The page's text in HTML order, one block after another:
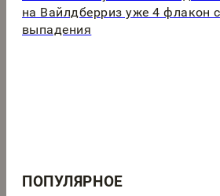
на Вайлдберриз уже 4 флакон
выпадения
ПОПУЛЯРНОЕ